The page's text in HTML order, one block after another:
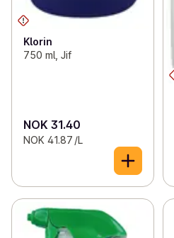
Klorin
750 ml, Jif
NOK 31.40
NOK 41.87 /L